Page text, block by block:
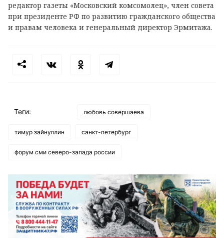
редактор газеты «Московский комсомолец», член совета
при президенте РФ по развитию гражданского общества
и правам человека и генеральный директор Эрмитажа.
Теги: любовь совершаева
тимур зайнуллин санкт-петербург
форум сми северо-запада россии